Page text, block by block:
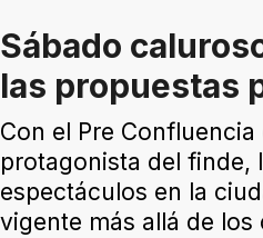
Sábado
las propuestas
Con el Pre Confluencia
protagonista del finde,
espectáculos en la
vigente más allá de los